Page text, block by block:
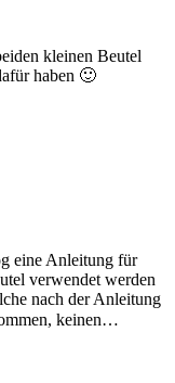
kleinen Beutel
haben 🙂
eine Anleitung für
verwendet werden
nach der Anleitung
keinen…